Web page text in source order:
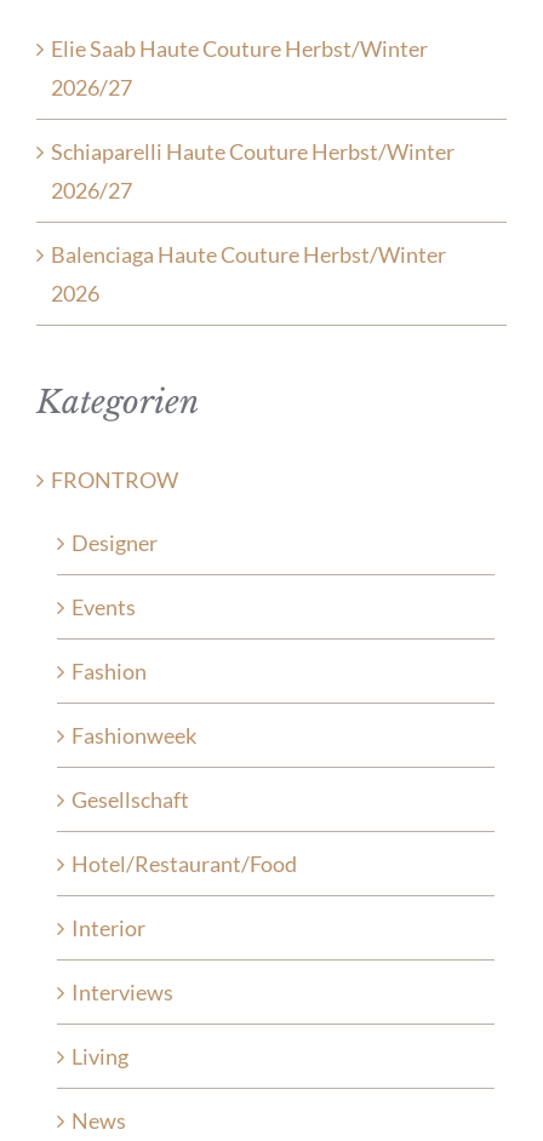
Elie Saab Haute Couture Herbst/Winter
2026/27
Schiaparelli Haute Couture Herbst/Winter
2026/27
Balenciaga Haute Couture Herbst/Winter
2026
Kategorien
FRONTROW
Designer
Events
Fashion
Fashionweek
Gesellschaft
Hotel/Restaurant/Food
Interior
Interviews
Living
News